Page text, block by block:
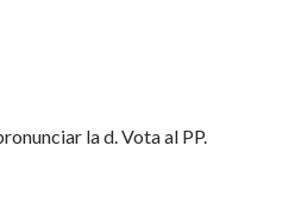
la d. Vota al PP.